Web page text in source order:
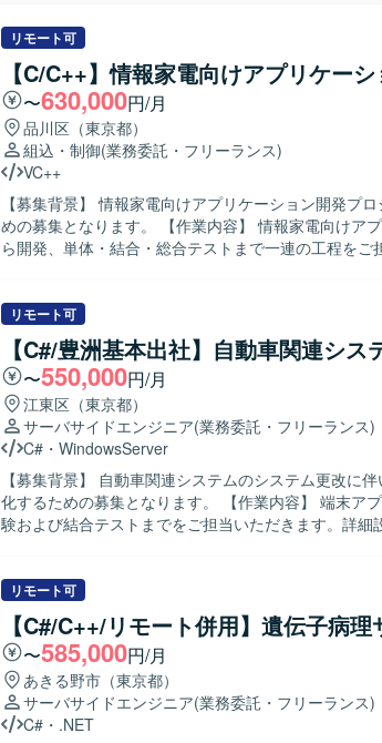
リモート可
【C/C++】情報家電向けアプリケー
〜630,000円/月
品川区（東京都）
組込・制御(業務委託・フリーランス)
VC++
【募集背景】 情報家電向けアプリケーション開発プ
めの募集となります。 【作業内容】 情報家電向けアプリケーション開発において、詳細設計か
ら開発、単体・結合・総合テストまで一連の工程を
取り組んでいただける方が望ましいです。 【ポジションの魅力】 情報家電向けのプロダクト開
発に携わることで、ユーザーに近い領域での開発経験
発スキルに加え、リアルタイム通信やAudio処理などの
発環境】 C/C++、Visual Studio、GitHub（Git）などを
リモート可
【C#/豊洲基本出社】自動車関連シ
〜550,000円/月
江東区（東京都）
サーバサイドエンジニア(業務委託・フリーランス)
C# ・ WindowsServer
【募集背景】 自動車関連システムのシステム更改に
化するための募集となります。 【作業内容】 端末アプリケーションの詳細設計、製造、単体試
験および結合テストまでをご担当いただきます。詳
ます。仕様や設計内容を正確に理解し、着実に実装・
【ポジションの魅力】 長期的な計画に基づくシステ
で、詳細設計から結合テストまでの一連の工程に関わ
験を深めるとともに、生成AIツールを活用した開発スタイ
環境】 C# を中心とした端末アプリケーション開発環
などのツールを利用する構成となります。開発環境用
分ける体制です。
リモート可
【C#/C++/リモート併用】遺伝子病
〜585,000円/月
あきる野市（東京都）
サーバサイドエンジニア(業務委託・フリーランス)
C# ・ .NET